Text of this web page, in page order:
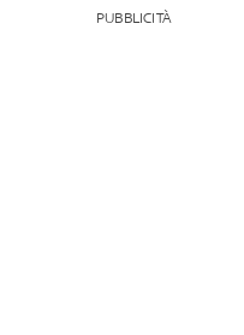
PUBBLICITÀ